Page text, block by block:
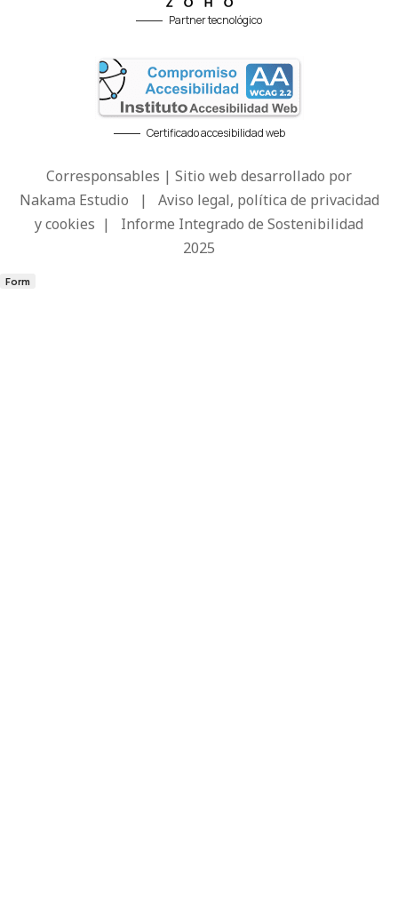
Partner tecnológico
Certificado accesibilidad web
Corresponsables | Sitio web desarrollado por
Nakama Estudio | Aviso legal, política de privacidad
y cookies | Informe Integrado de Sostenibilidad
2025
Form